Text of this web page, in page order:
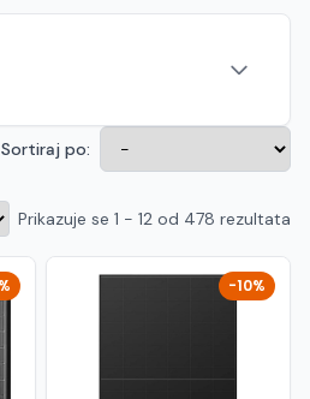
EN
Crnogorski
Sortiraj po:
Prikazuje se 1 - 12 od 478 rezultata
-10%